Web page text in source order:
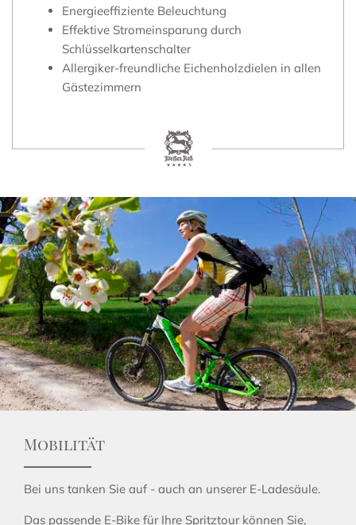
Energieeffiziente Beleuchtung
Effektive Stromeinsparung durch
Schlüsselkartenschalter
Allergiker-freundliche Eichenholzdielen in allen
Gästezimmern
Mobilität
Bei uns tanken Sie auf - auch an unserer E-Ladesäule.
Das passende E-Bike für Ihre Spritztour können Sie,